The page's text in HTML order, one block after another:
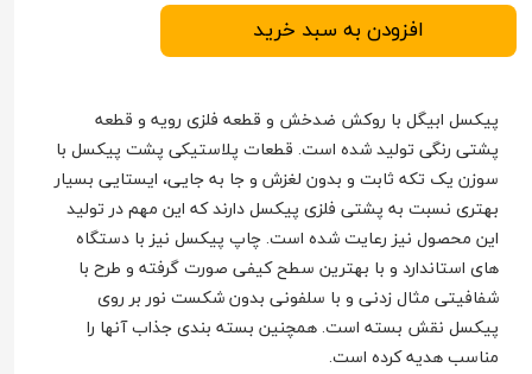
افزودن به سبد خرید
پیکسل ابیگل با روکش ضدخش و قطعه فلزی رویه و قطعه
پشتی رنگی تولید شده است. قطعات پلاستیکی پشت پیکسل با
سوزن یک تکه ثابت و بدون لغزش و جا به جایی، ایستایی بسیار
بهتری نسبت به پشتی فلزی پیکسل دارند که این مهم در تولید
این محصول نیز رعایت شده است. چاپ پیکسل نیز با دستگاه
های استاندارد و با بهترین سطح کیفی صورت گرفته و طرح با
شفافیتی مثال زدنی و با سلفونی بدون شکست نور بر روی
پیکسل نقش بسته است. همچنین بسته بندی جذاب آنها را
مناسب هدیه کرده است.